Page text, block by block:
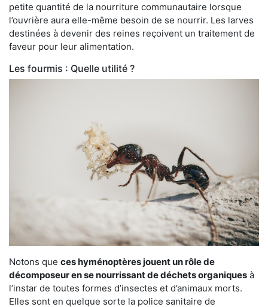
petite quantité de la nourriture communautaire lorsque
l’ouvrière aura elle-même besoin de se nourrir. Les larves
destinées à devenir des reines reçoivent un traitement de
faveur pour leur alimentation.
Les fourmis : Quelle utilité ?
Notons que ces hyménoptères jouent un rôle de
décomposeur en se nourrissant de déchets organiques à
l’instar de toutes formes d’insectes et d’animaux morts.
Elles sont en quelque sorte la police sanitaire de